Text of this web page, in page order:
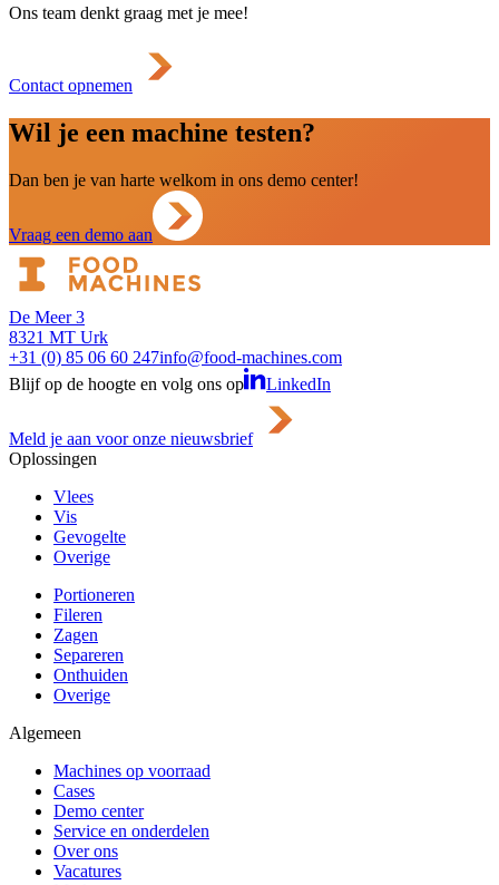
Ons team denkt graag met je mee!
Contact opnemen
Wil je een machine testen?
Dan ben je van harte welkom in ons demo center!
Vraag een demo aan
De Meer 3
8321 MT Urk
+31 (0) 85 06 60 247info@food-machines.com
Blijf op de hoogte en volg ons op
LinkedIn
Meld je aan voor onze nieuwsbrief
Oplossingen
Vlees
Vis
Gevogelte
Overige
Portioneren
Fileren
Zagen
Separeren
Onthuiden
Overige
Algemeen
Machines op voorraad
Cases
Demo center
Service en onderdelen
Over ons
Vacatures